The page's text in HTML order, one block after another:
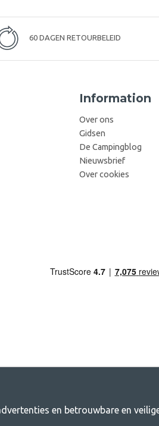
60 DAGEN RETOURBELEID
Information
Over ons
Gidsen
De Campingblog
Nieuwsbrief
Over cookies
winkel voor kamperen
en betrouwbare en